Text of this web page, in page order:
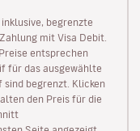
begrenzte
mit Visa Debit.
entsprechen
für das ausgewählte
sind begrenzt. Klicken
den Preis für die
Seite angezeigt